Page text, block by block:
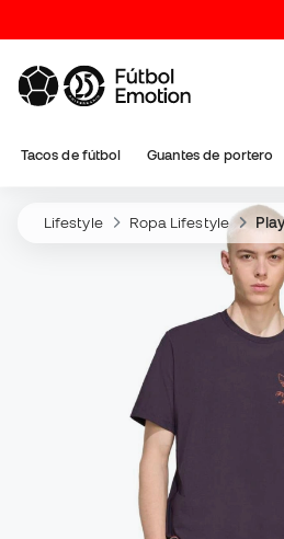
Tacos de fútbol Guantes de portero
Lifestyle Ropa Lifestyle